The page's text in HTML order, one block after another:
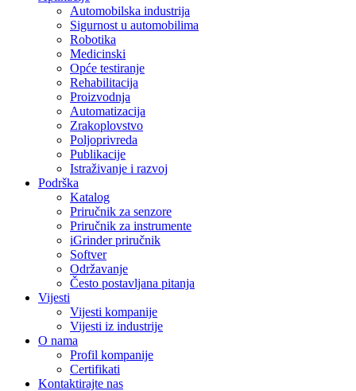
Automobilska industrija
Sigurnost u automobilima
Robotika
Medicinski
Opće testiranje
Rehabilitacija
Proizvodnja
Automatizacija
Zrakoplovstvo
Poljoprivreda
Publikacije
Istraživanje i razvoj
Podrška
Katalog
Priručnik za senzore
Priručnik za instrumente
iGrinder priručnik
Softver
Održavanje
Često postavljana pitanja
Vijesti
Vijesti kompanije
Vijesti iz industrije
O nama
Profil kompanije
Certifikati
Kontaktirajte nas